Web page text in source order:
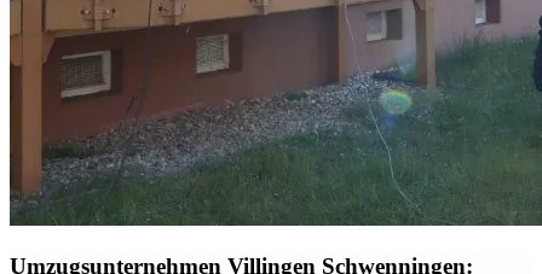
Umzugsunternehmen Villingen Schwenningen: